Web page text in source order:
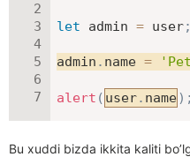
let admin = user;
admin . name =
alert ( user. name) ;
Bu xuddi bizda ikkita kaliti